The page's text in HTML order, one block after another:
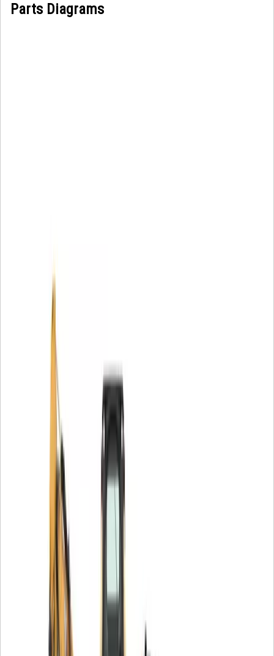
Parts Diagrams